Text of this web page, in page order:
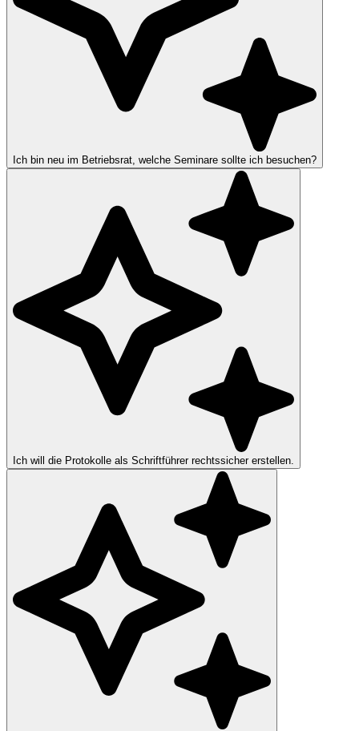
Ich bin neu im Betriebsrat, welche Seminare sollte ich besuchen?
Ich will die Protokolle als Schriftführer rechtssicher erstellen.